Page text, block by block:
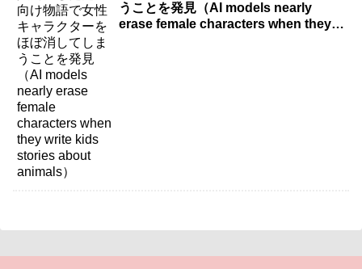
うことを発見（AI models nearly
erase female characters when they